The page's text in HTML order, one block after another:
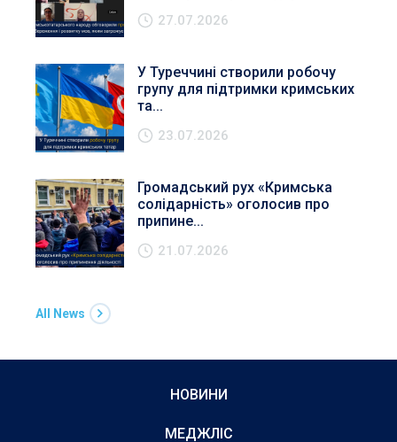
27.07.2026
У Туреччині створили робочу
групу для підтримки кримських
та...
23.07.2026
Громадський рух «Кримська
солідарність» оголосив про
припине...
21.07.2026
All News
НОВИНИ
МЕДЖЛІС